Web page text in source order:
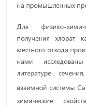
на промышленных
Для физико-
получения хлорат
местного отхода
нами
литературе
взаимной системы Ca
химические